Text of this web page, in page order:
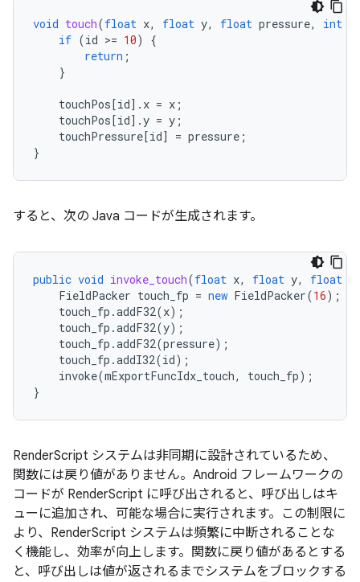
void touch(float x, float y, float pressure, int
if (id >= 10)
{
return ;
}
touchPos[id]. x = x ;
touchPos[id].y = y ;
touchPressure[id] = pressure ;
}
すると、次の Java コードが生成されます。
public void invoke_touch(float x, float y, float
FieldPacker touch_fp = new FieldPacker(16);
touch_fp .addF32(x);
touch_fp .addF32(y);
touch_fp .addF32(pressure);
touch_fp .addI32(id);
invoke(mExportFuncIdx_touch, touch_fp);
}
RenderScript システムは非同期に設計されているため、
関数には戻り値がありません。Android フレームワークの
コードが RenderScript に呼び出されると、呼び出しはキ
ューに追加され、可能な場合に実行されます。この制限に
より、RenderScript システムは頻繁に中断されることな
く機能し、効率が向上します。関数に戻り値があるとする
と、呼び出しは値が返されるまでシステムをブロックする